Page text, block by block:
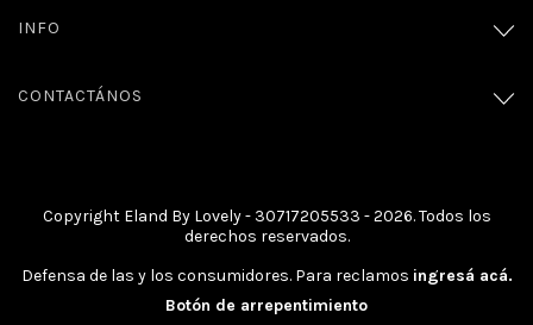
INFO
CONTACTÁNOS
Copyright Eland By Lovely - 30717205533 - 2026. Todos los
derechos reservados.
Defensa de las y los consumidores. Para reclamos ingresá acá.
Botón de arrepentimiento